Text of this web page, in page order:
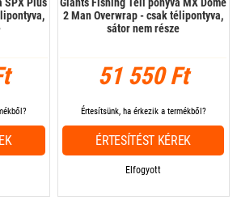
2 Man Overwrap - csak télipontyva,
sátor nem része
51 550 Ft
Elfogyott
Értesítsünk, ha érkezik a termékből?
ÉRTESÍTÉST KÉREK